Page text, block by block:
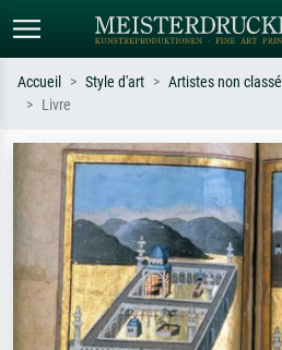
Recherchez par artiste, titre ou style –
ex. Monet, Nuit étoilée,
impressionnisme, vague de Hokusai,
nu.
Accueil Style d'art Artistes non
Livre